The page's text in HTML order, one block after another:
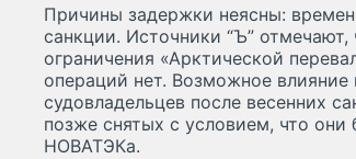
Причины задержки неясны:
санкции. Источники “Ъ”
ограничения «Арктической
операций нет. Возможное
судовладельцев после весенних
позже снятых с условием, что они
НОВАТЭКа.